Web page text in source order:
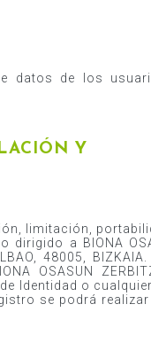
de datos de los
Y
limitación,
a BIONA
48005,
OSASUN
Identidad o
se podrá realizar